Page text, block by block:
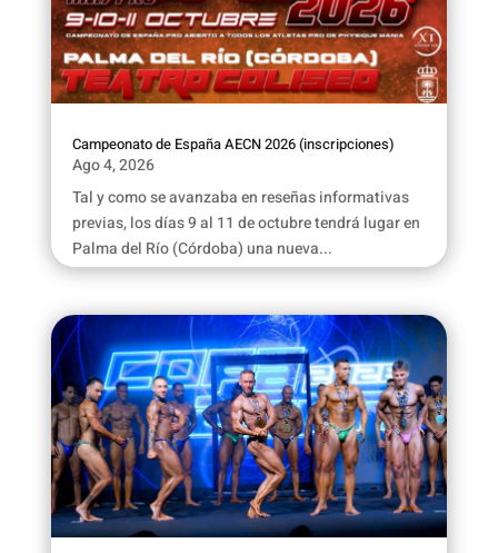
Campeonato de España AECN 2026 (inscripciones)
Ago 4, 2026
Tal y como se avanzaba en reseñas informativas
previas, los días 9 al 11 de octubre tendrá lugar en
Palma del Río (Córdoba) una nueva...